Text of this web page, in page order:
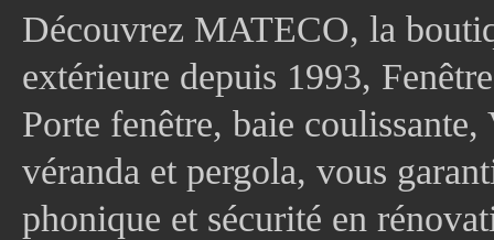
Découvrez MATECO, la
extérieure depuis 1993,
Porte fenêtre, baie
véranda et pergola, vous
phonique et sécurité en